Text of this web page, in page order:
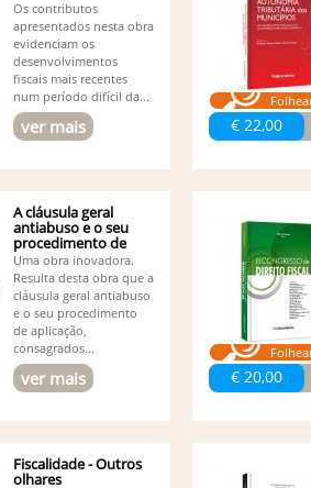
Os contributos
apresentados nesta obra
evidenciam os
desenvolvimentos
fiscais mais recentes
num período difícil da...
ver mais € 22,00
A cláusula geral
antiabuso e o seu
procedimento de
aplicação
Uma obra inovadora.
Resulta desta obra que a
cláusula geral antiabuso
e o seu procedimento
de aplicação,
consagrados...
ver mais € 20,00
Fiscalidade - Outros
olhares